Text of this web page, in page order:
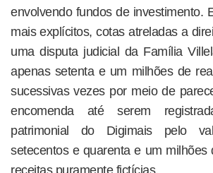
envolvendo fundos de investimento.
mais explícitos, cotas atreladas a
uma disputa judicial da Família
apenas setenta e um milhões de
sucessivas vezes por meio de
encomenda até serem
patrimonial do Digimais pelo
setecentos e quarenta e um milhões
receitas puramente fictícias.